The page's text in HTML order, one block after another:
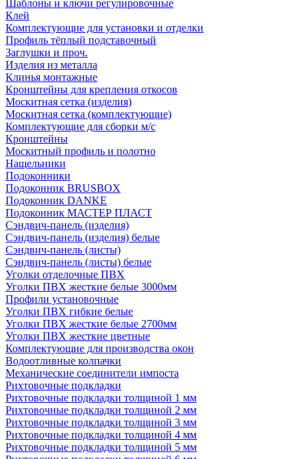
Шаблоны и ключи регулировочные
Клей
Комплектующие для установки и отделки
Профиль тёплый подставочный
Заглушки и проч.
Изделия из металла
Клинья монтажные
Кронштейны для крепления откосов
Москитная сетка (изделия)
Москитная сетка (комплектующие)
Комплектующие для сборки м/с
Кронштейны
Москитный профиль и полотно
Нащельники
Подоконники
Подоконник BRUSBOX
Подоконник DANKE
Подоконник МАСТЕР ПЛАСТ
Сэндвич-панель (изделия)
Сэндвич-панель (изделия) белые
Сэндвич-панель (листы)
Сэндвич-панель (листы) белые
Уголки отделочные ПВХ
Уголки ПВХ жесткие белые 3000мм
Профили установочные
Уголки ПВХ гибкие белые
Уголки ПВХ жесткие белые 2700мм
Уголки ПВХ жесткие цветные
Комплектующие для производства окон
Водоотливные колпачки
Механические соединители импоста
Рихтовочные подкладки
Рихтовочные подкладки толщиной 1 мм
Рихтовочные подкладки толщиной 2 мм
Рихтовочные подкладки толщиной 3 мм
Рихтовочные подкладки толщиной 4 мм
Рихтовочные подкладки толщиной 5 мм